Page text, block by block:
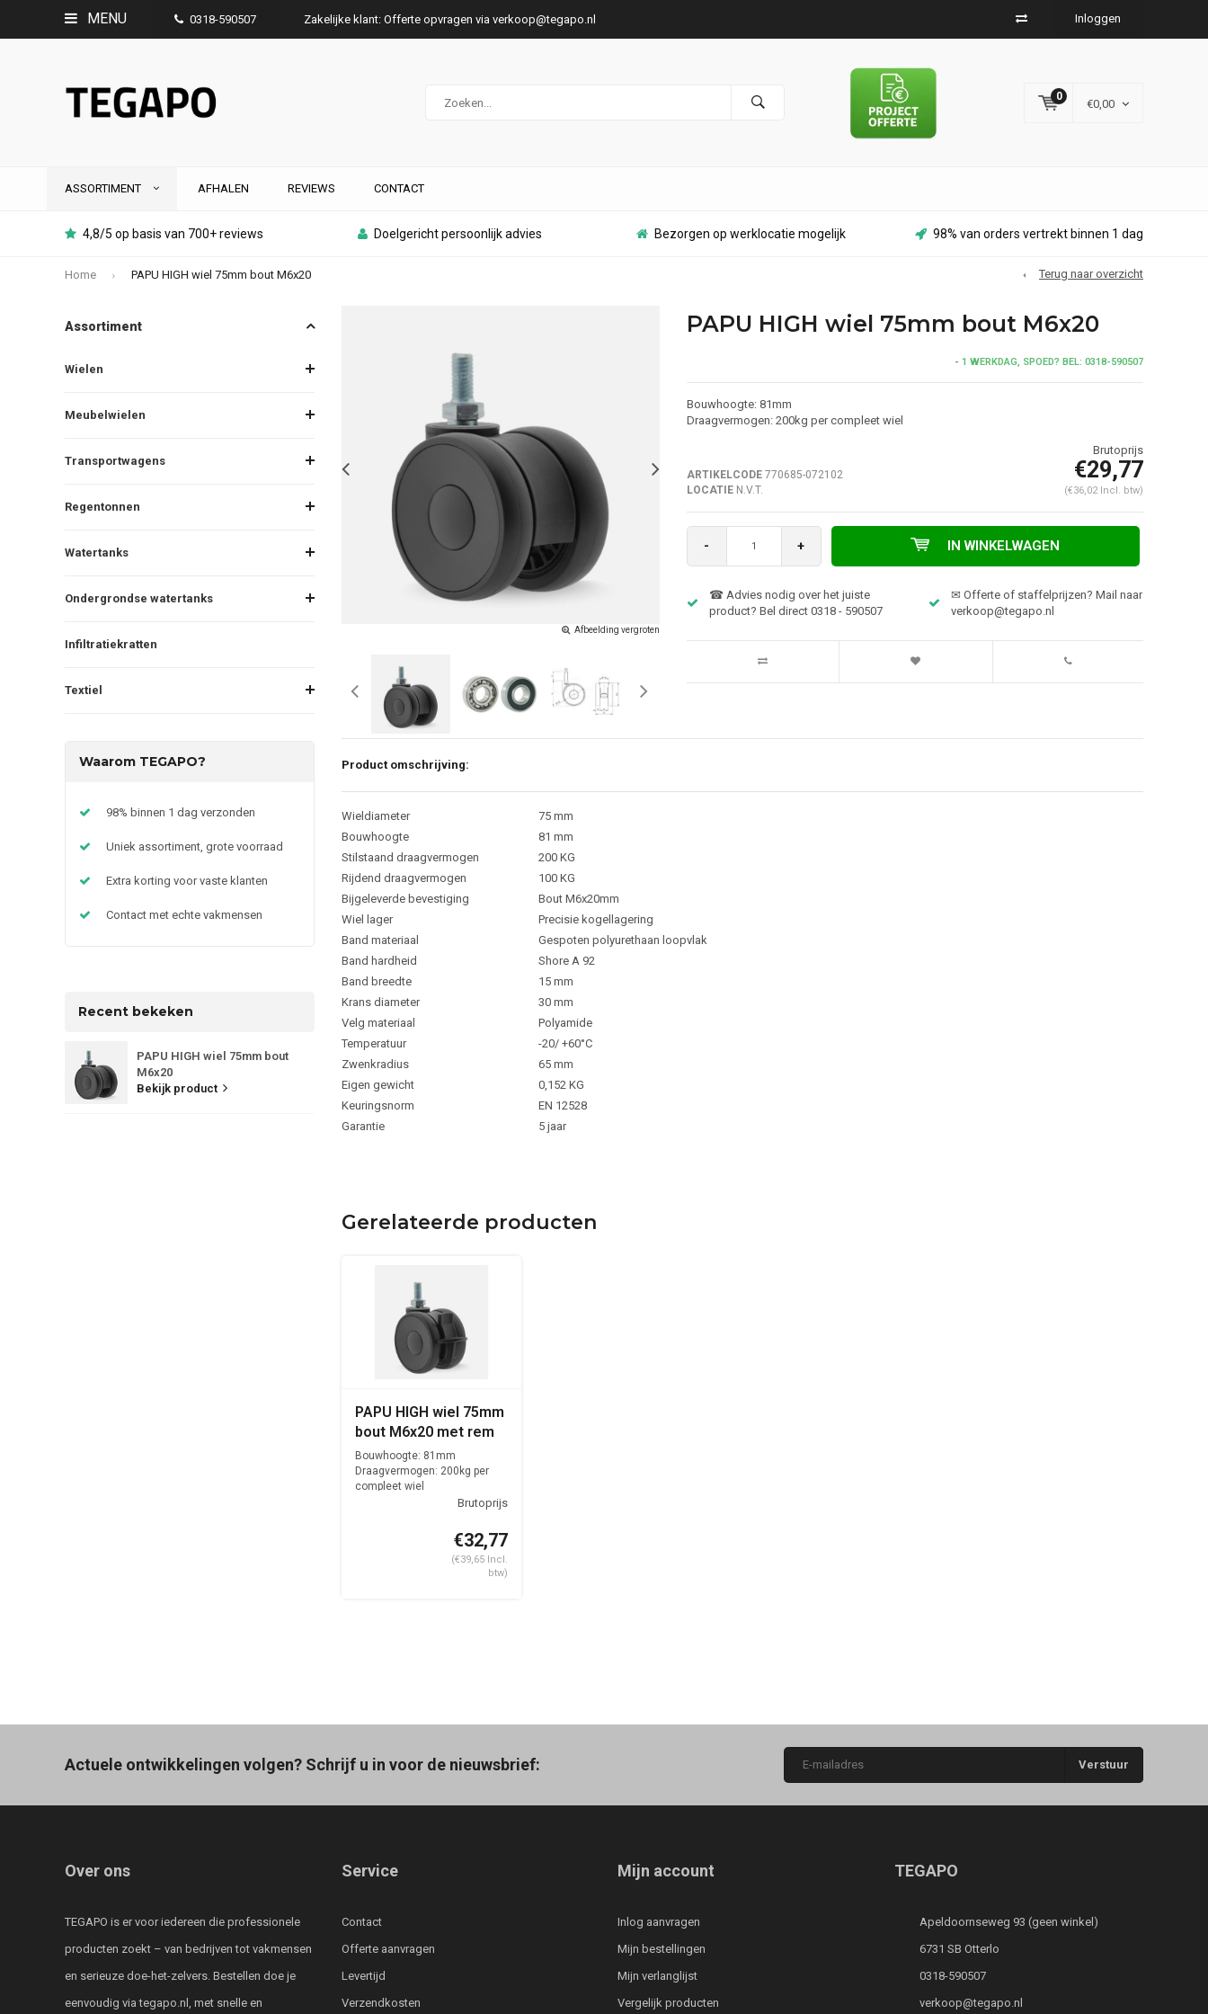
MENU 0318-590507 Zakelijke klant: Offerte opvragen via verkoop@tegapo.nl Inloggen
0
€0,00
ASSORTIMENT AFHALEN REVIEWS CONTACT
4,8/5 op basis van 700+ reviews Doelgericht persoonlijk advies Bezorgen op werklocatie mogelijk 98% van orders vertrekt binnen 1 dag
Home PAPU HIGH wiel 75mm bout M6x20 Terug naar overzicht
Assortiment
Wielen
Meubelwielen
Transportwagens
Regentonnen
Watertanks
Ondergrondse watertanks
Infiltratiekratten
Textiel
Waarom TEGAPO?
98% binnen 1 dag verzonden
Uniek assortiment, grote voorraad
Extra korting voor vaste klanten
Contact met echte vakmensen
Recent bekeken
PAPU HIGH wiel 75mm bout
M6x20
Bekijk product
Afbeelding vergroten
PAPU HIGH wiel 75mm bout M6x20
- 1 WERKDAG, SPOED? BEL: 0318-590507
Bouwhoogte: 81mm
Draagvermogen: 200kg per compleet wiel
ARTIKELCODE770685-072102
LOCATIEN.V.T.
€29,77
(€36,02 Incl. btw)
- + IN WINKELWAGEN
☎ Advies nodig over het juiste
product? Bel direct 0318 - 590507
✉ Offerte of staffelprijzen? Mail naar
verkoop@tegapo.nl
Product omschrijving:
Wieldiameter
75 mm
Bouwhoogte
81 mm
Stilstaand draagvermogen
200 KG
Rijdend draagvermogen
100 KG
Bijgeleverde bevestiging
Bout M6x20mm
Wiel lager
Precisie kogellagering
Band materiaal
Gespoten polyurethaan loopvlak
Band hardheid
Shore A 92
Band breedte
15 mm
Krans diameter
30 mm
Velg materiaal
Polyamide
Temperatuur
-20/ +60°C
Zwenkradius
65 mm
Eigen gewicht
0,152 KG
Keuringsnorm
EN 12528
Garantie
5 jaar
Gerelateerde producten
PAPU HIGH wiel 75mm
bout M6x20 met rem
Bouwhoogte: 81mm
Draagvermogen: 200kg per
compleet wiel
€32,77
(€39,65 Incl.
btw)
Actuele ontwikkelingen volgen? Schrijf u in voor de nieuwsbrief: Verstuur
Over ons
TEGAPO is er voor iedereen die professionele
producten zoekt – van bedrijven tot vakmensen
en serieuze doe-het-zelvers. Bestellen doe je
eenvoudig via tegapo.nl, met snelle en
Service
Contact
Offerte aanvragen
Levertijd
Verzendkosten
Mijn account
Inlog aanvragen
Mijn bestellingen
Mijn verlanglijst
Vergelijk producten
TEGAPO
Apeldoornseweg 93 (geen winkel)
6731 SB Otterlo
0318-590507
verkoop@tegapo.nl